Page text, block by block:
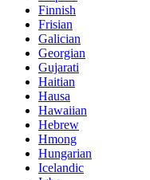
Finnish
Frisian
Galician
Georgian
Gujarati
Haitian
Hausa
Hawaiian
Hebrew
Hmong
Hungarian
Icelandic